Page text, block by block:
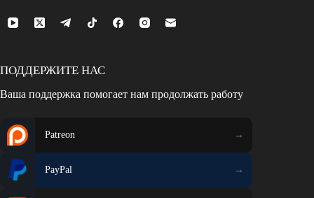
ПОДДЕРЖИТЕ НАС
Ваша поддержка помогает нам продолжать работу
Patreon
PayPal